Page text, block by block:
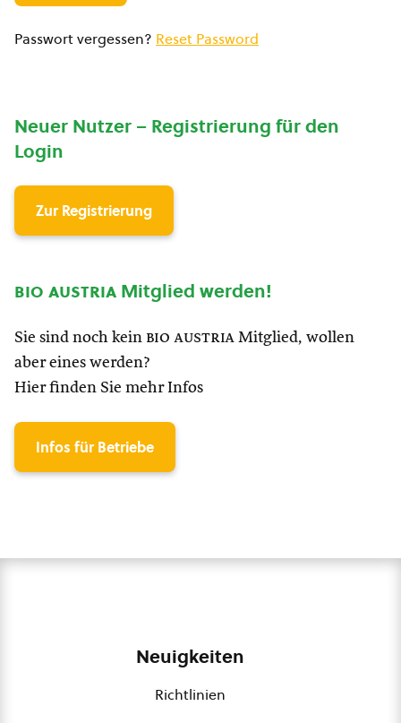
Passwort vergessen? Reset Password
Neuer Nutzer – Registrierung für den
Login
Zur Registrierung
bio austria Mitglied werden!
Sie sind noch kein bio austria Mitglied, wollen
aber eines werden?
Hier finden Sie mehr Infos
Infos für Betriebe
Neuigkeiten
Richtlinien